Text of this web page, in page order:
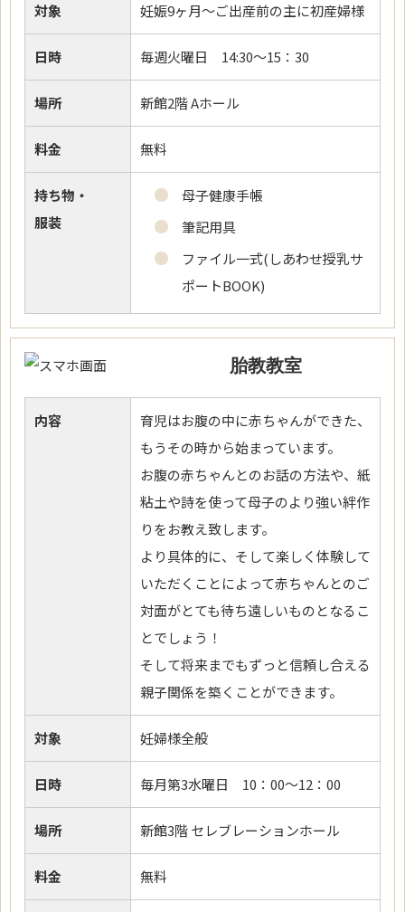
対象 妊娠9ヶ月～ご出産前の主に初産婦様
日時 毎週火曜日 14:30～15：30
場所 新館2階 Aホール
料金 無料
持ち物・
服装
母子健康手帳
筆記用具
ファイル一式(しあわせ授乳サ
ポートBOOK)
胎教教室
内容
育児はお腹の中に赤ちゃんができた、
もうその時から始まっています。
お腹の赤ちゃんとのお話の方法や、紙
粘土や詩を使って母子のより強い絆作
りをお教え致します。
より具体的に、そして楽しく体験して
いただくことによって赤ちゃんとのご
対面がとても待ち遠しいものとなるこ
とでしょう！
そして将来までもずっと信頼し合える
親子関係を築くことができます。
対象 妊婦様全般
日時 毎月第3水曜日 10：00～12：00
場所 新館3階 セレブレーションホール
料金 無料